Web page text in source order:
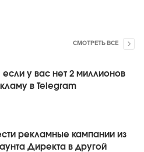
СМОТРЕТЬ ВСЕ
если у вас нет 2 миллионов
в Telegram
рекламные кампании из
Директа в другой